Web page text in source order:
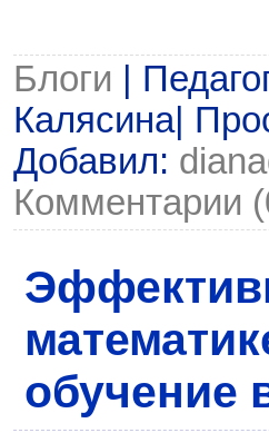
Блоги |
Калясина|
Добавил:
Комментарии
обучение